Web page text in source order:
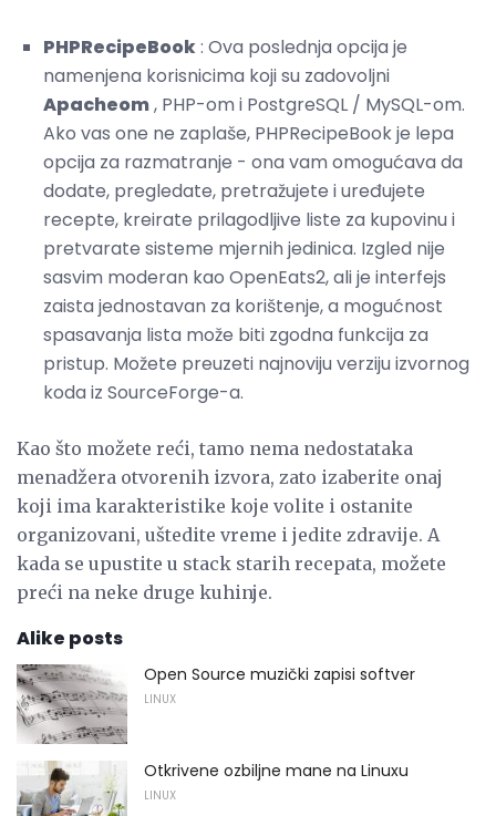
PHPRecipeBook: Ova poslednja opcija je
namenjena korisnicima koji su zadovoljni
Apacheom, PHP-om i PostgreSQL / MySQL-om.
Ako vas one ne zaplaše, PHPRecipeBook je lepa
opcija za razmatranje - ona vam omogućava da
dodate, pregledate, pretražujete i uređujete
recepte, kreirate prilagodljive liste za kupovinu i
pretvarate sisteme mjernih jedinica. Izgled nije
sasvim moderan kao OpenEats2, ali je interfejs
zaista jednostavan za korištenje, a mogućnost
spasavanja lista može biti zgodna funkcija za
pristup. Možete preuzeti najnoviju verziju izvornog
koda iz SourceForge-a.
Kao što možete reći, tamo nema nedostataka
menadžera otvorenih izvora, zato izaberite onaj
koji ima karakteristike koje volite i ostanite
organizovani, uštedite vreme i jedite zdravije. A
kada se upustite u stack starih recepata, možete
preći na neke druge kuhinje.
Alike posts
Open Source muzički zapisi softver
LINUX
Otkrivene ozbiljne mane na Linuxu
LINUX